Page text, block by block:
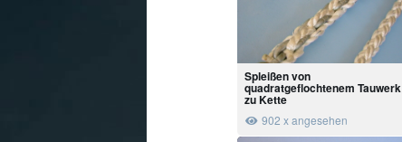
Spleißen von
quadratgeflochtenem Tauwerk
zu Kette
902 x angesehen